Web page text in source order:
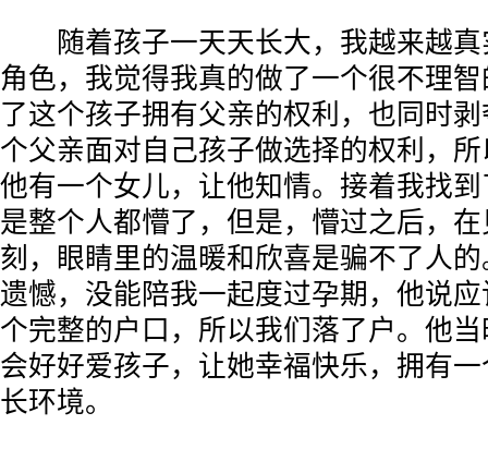
随着孩子一天天长大，我越来越真
角色，我觉得我真的做了一个很不理
了这个孩子拥有父亲的权利，也同时
个父亲面对自己孩子做选择的权利，
他有一个女儿，让他知情。接着我找
是整个人都懵了，但是，懵过之后，
刻，眼睛里的温暖和欣喜是骗不了人
遗憾，没能陪我一起度过孕期，他说
个完整的户口，所以我们落了户。他
会好好爱孩子，让她幸福快乐，拥有
长环境。